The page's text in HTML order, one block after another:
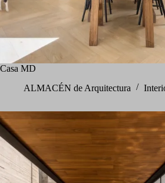
Casa MD
ALMACÉN de Arquitectura